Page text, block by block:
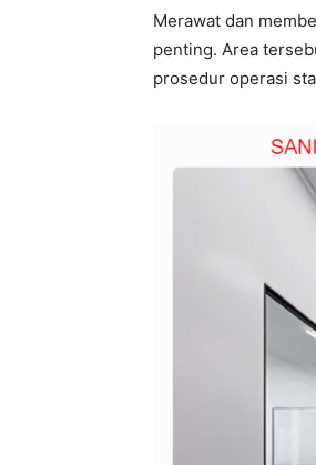
Merawat dan
penting. Area
prosedur operasi